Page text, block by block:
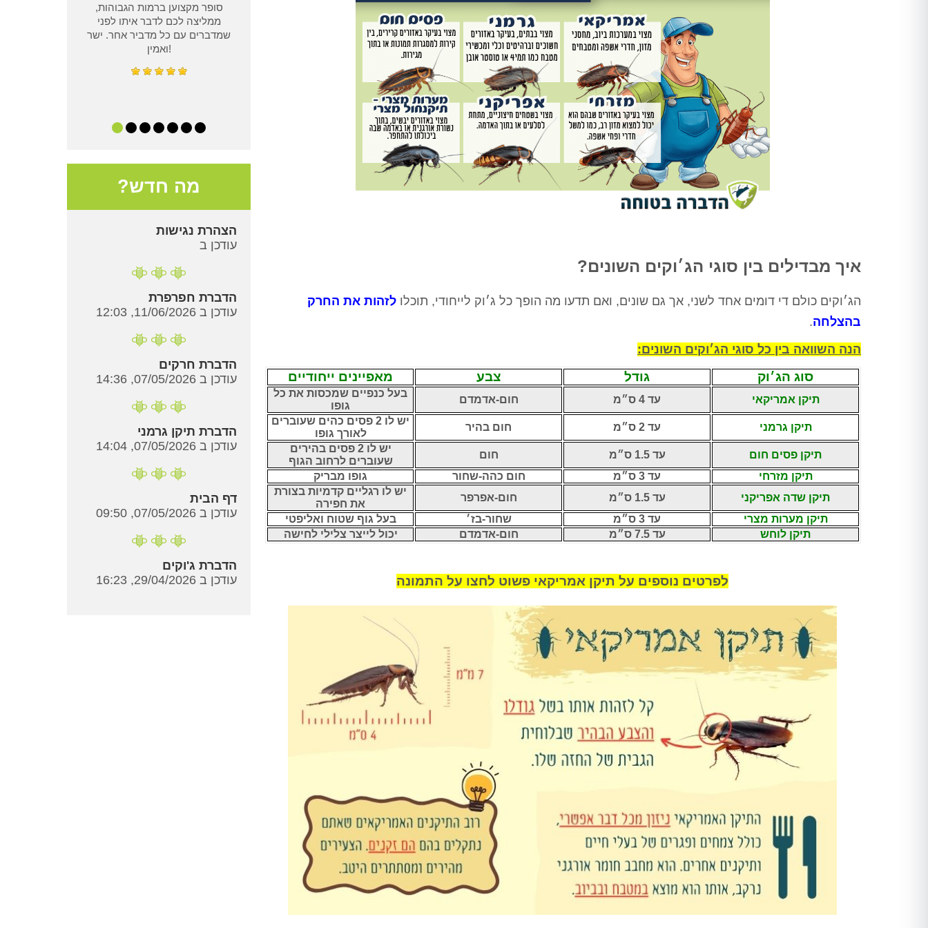
איך מבדילים בין סוגי הג׳וקים השונים?
הג׳וקים כולם די דומים אחד לשני, אך גם שונים, ואם תדעו מה הופך כל ג׳וק לייחודי, תוכלו לזהות את החרק
בהצלחה.
הנה השוואה בין כל סוגי הג׳וקים השונים:
סוג הג׳וק גודל צבע מאפיינים ייחודיים
תיקן אמריקאי עד 4 ס״מ חום-אדמדם
בעל כנפיים שמכסות את כל
גופו
תיקן גרמני
עד 2 ס״מ חום בהיר
יש לו 2 פסים כהים שעוברים
לאורך גופו
תיקן פסים חום
עד 1.5 ס״מ חום
יש לו 2 פסים בהירים
שעוברים לרחוב הגוף
תיקן מזרחי
עד 3 ס״מ חום כהה-שחור
גופו מבריק
תיקן שדה אפריקני
עד 1.5 ס״מ חום-אפרפר
יש לו רגליים קדמיות בצורת
את חפירה
תיקן מערות מצרי
עד 3 ס״מ שחור-בז׳
בעל גוף שטוח ואליפטי
תיקן לוחש
עד 7.5 ס״מ חום-אדמדם יכול לייצר צלילי לחישה
לפרטים נוספים על תיקן אמריקאי פשוט לחצו על התמונה
סופר מקצוען ברמות הגבוהות,
ממליצה לכם לדבר איתו לפני
שמדברים עם כל מדביר אחר. ישר
ואמין!
תודה ערן, בטוחה שנתראה בשנה
מה חדש?
הצהרת נגישות
עודכן ב
הדברת חפרפרת
עודכן ב 11/06/2026, 12:03
הדברת חרקים
עודכן ב 07/05/2026, 14:36
הדברת תיקן גרמני
עודכן ב 07/05/2026, 14:04
דף הבית
עודכן ב 07/05/2026, 09:50
הדברת ג'וקים
עודכן ב 29/04/2026, 16:23